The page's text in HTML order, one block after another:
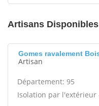
Artisans Disponibles
Gomes ravalement
Artisan
Département: 95
Isolation par l'extérieur